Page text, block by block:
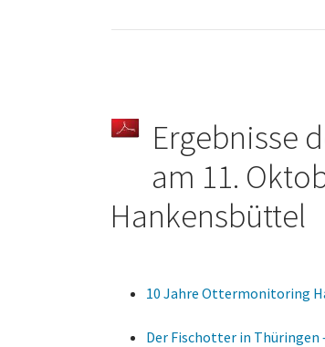
Ergebnisse
am 11.
Hankensbüttel
10 Jahre Ottermonitoring
Der Fischotter in